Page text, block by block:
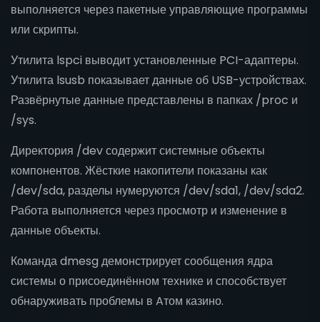
выполняется через пакетные управляющие программы
или скрипты.
Утилита lspci выводит установленные PCI-адаптеры.
Утилита lsusb показывает данные об USB-устройствах.
Развёрнутые данные представлены в папках /proc и
/sys.
Директория /dev содержит системные объекты
компонентов. Жёсткие накопители показаны как
/dev/sda, разделы нумеруются /dev/sda1, /dev/sda2.
Работа выполняется через просмотр и изменение в
данные объекты.
Команда dmesg демонстрирует сообщения ядра
системы о присоединённом технике и способствует
обнаруживать проблемы в Aтом казино.